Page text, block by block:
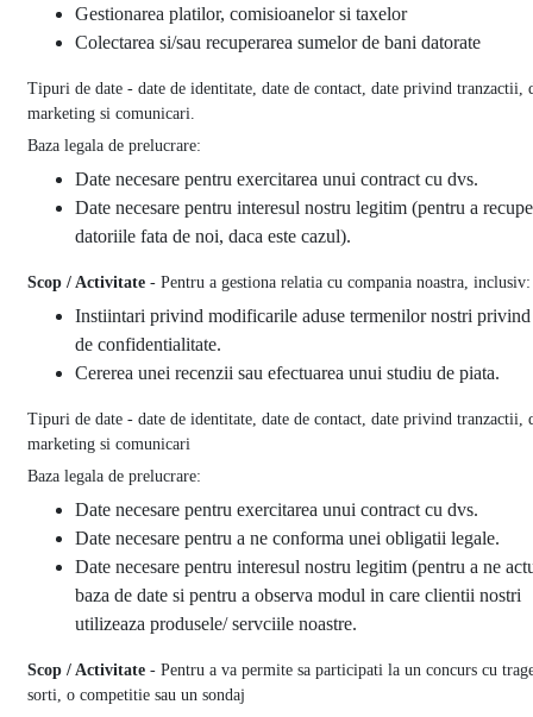
Gestionarea platilor, comisioanelor si taxelor
Colectarea si/sau recuperarea sumelor de bani datorate
Tipuri de date - date de identitate, date de contact, date privind tranzactii,
marketing si comunicari.
Baza legala de prelucrare:
Date necesare pentru exercitarea unui contract cu dvs.
Date necesare pentru interesul nostru legitim (pentru a
datoriile fata de noi, daca este cazul).
Scop / Activitate - Pentru a gestiona relatia cu compania noastra, inclusiv:
Instiintari privind modificarile aduse termenilor nostri
de confidentialitate.
Cererea unei recenzii sau efectuarea unui studiu de piata.
Tipuri de date - date de identitate, date de contact, date privind tranzactii,
marketing si comunicari
Baza legala de prelucrare:
Date necesare pentru exercitarea unui contract cu dvs.
Date necesare pentru a ne conforma unei obligatii legale.
Date necesare pentru interesul nostru legitim (pentru a ne
baza de date si pentru a observa modul in care clientii nostri
utilizeaza produsele/ servciile noastre.
Scop / Activitate - Pentru a va permite sa participati la un concurs cu
sorti, o competitie sau un sondaj